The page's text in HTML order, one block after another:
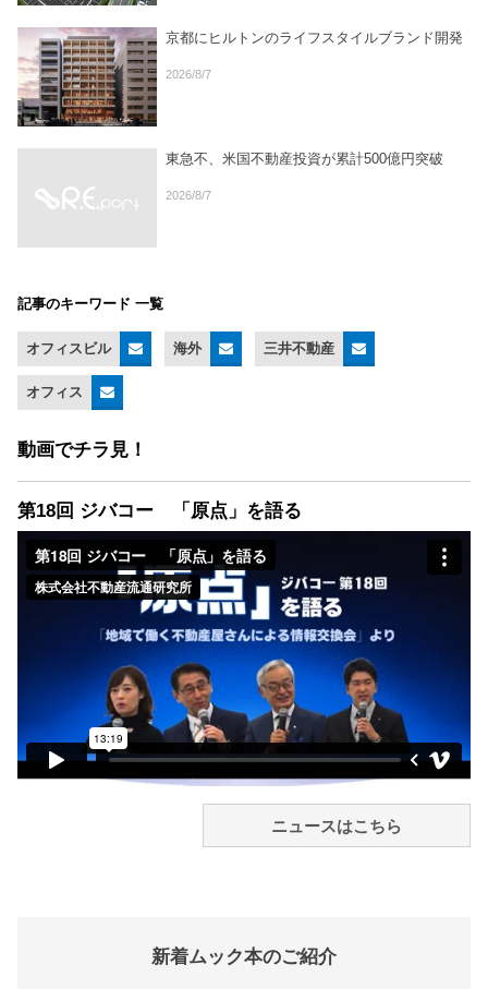
京都にヒルトンのライフスタイルブランド開発
2026/8/7
東急不、米国不動産投資が累計500億円突破
2026/8/7
記事のキーワード 一覧
オフィスビル 海外 三井不動産
オフィス
動画でチラ見！
第18回 ジバコー 「原点」を語る
ニュースはこちら
新着ムック本のご紹介